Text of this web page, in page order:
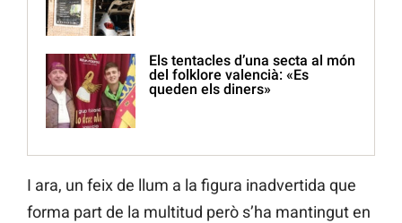
Els tentacles d’una secta al món
del folklore valencià: «Es
queden els diners»
I ara, un feix de llum a la figura inadvertida que
forma part de la multitud però s’ha mantingut en